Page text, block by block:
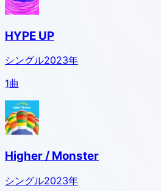
HYPE UP
シングル2023年
1曲
Higher / Monster
シングル2023年